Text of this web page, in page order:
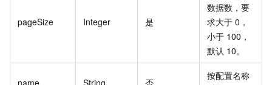
pageSize Integer 是
数据数，要
求大于 0，
小于 100，
默认 10。
按配置名称